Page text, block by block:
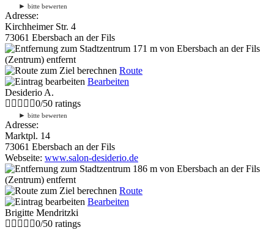
► bitte bewerten
Adresse:
Kirchheimer Str. 4
73061 Ebersbach an der Fils
171 m von Ebersbach an der Fils
(Zentrum) entfernt
Route
Bearbeiten
Desiderio A.
0/50 ratings
► bitte bewerten
Adresse:
Marktpl. 14
73061 Ebersbach an der Fils
Webseite: www.salon-desiderio.de
186 m von Ebersbach an der Fils
(Zentrum) entfernt
Route
Bearbeiten
Brigitte Mendritzki
0/50 ratings